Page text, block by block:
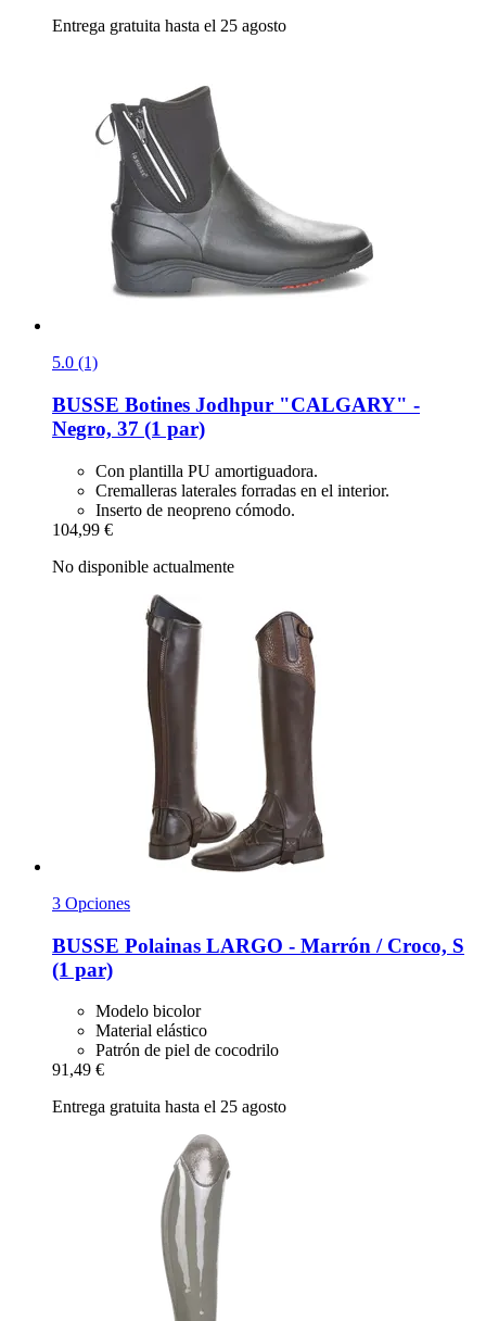
Entrega gratuita hasta el 25 agosto
5.0 (1)
BUSSE Botines Jodhpur "CALGARY" -​
Negro, 37 (1 par)
Con plantilla PU amortiguadora.
Cremalleras laterales forradas en el interior.
Inserto de neopreno cómodo.
104,99 €
No disponible actualmente
3 Opciones
BUSSE Polainas LARGO -​ Marrón / Croco, S
(1 par)
Modelo bicolor
Material elástico
Patrón de piel de cocodrilo
91,49 €
Entrega gratuita hasta el 25 agosto